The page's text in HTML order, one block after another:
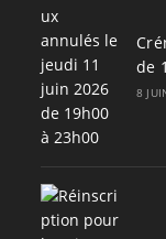
de
8